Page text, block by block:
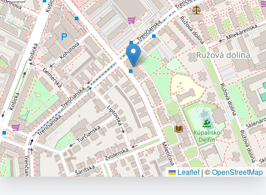
Leaflet | ©OpenStreetMap